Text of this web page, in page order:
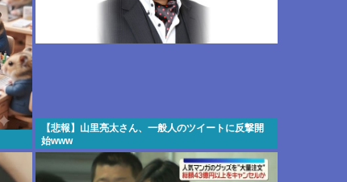
【悲報】山里亮太さん、一般人のツイートに反撃開
始www